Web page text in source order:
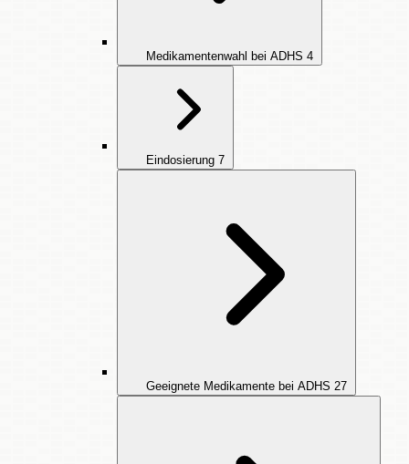
Medikamentenwahl bei ADHS 4
Eindosierung 7
Geeignete Medikamente bei ADHS 27